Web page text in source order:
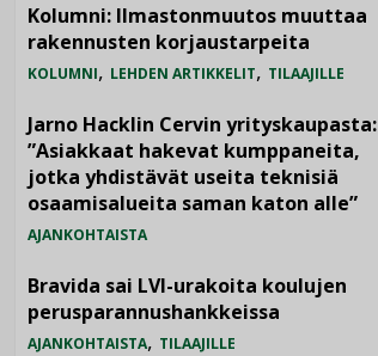
Kolumni: Ilmastonmuutos muuttaa
rakennusten korjaustarpeita
KOLUMNI, LEHDEN ARTIKKELIT, TILAAJILLE
Jarno Hacklin Cervin yrityskaupasta:
”Asiakkaat hakevat kumppaneita,
jotka yhdistävät useita teknisiä
osaamisalueita saman katon alle”
AJANKOHTAISTA
Bravida sai LVI-urakoita koulujen
perusparannushankkeissa
AJANKOHTAISTA, TILAAJILLE